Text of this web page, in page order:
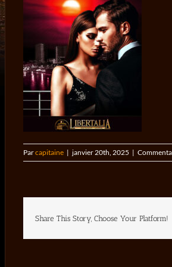
Parcapitaine | janvier 20th, 2025 |
Share This Story, Choose Your Platform!